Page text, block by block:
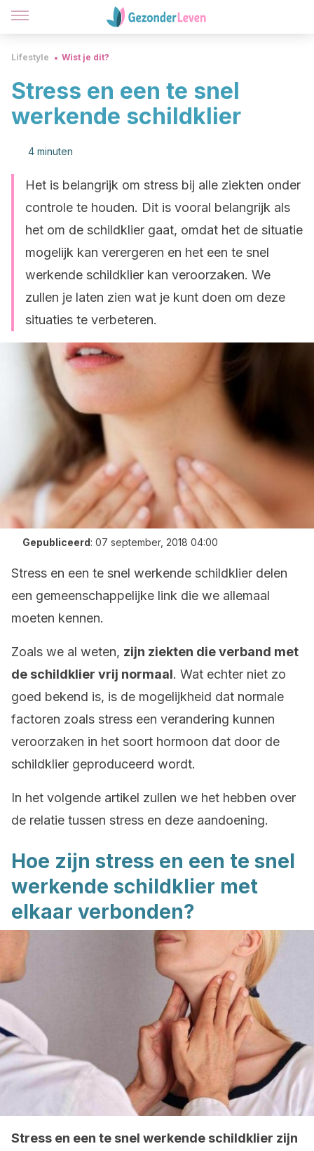
Lifestyle Wist je dit?
Stress en een te snel
werkende schildklier
4 minuten
Het is belangrijk om stress bij alle ziekten onder
controle te houden. Dit is vooral belangrijk als
het om de schildklier gaat, omdat het de situatie
mogelijk kan verergeren en het een te snel
werkende schildklier kan veroorzaken. We
zullen je laten zien wat je kunt doen om deze
situaties te verbeteren.
Gepubliceerd: 07 september, 2018 04:00
Stress en een te snel werkende schildklier delen
een gemeenschappelijke link die we allemaal
moeten kennen.
Zoals we al weten, zijn ziekten die verband met
de schildklier vrij normaal. Wat echter niet zo
goed bekend is, is de mogelijkheid dat normale
factoren zoals stress een verandering kunnen
veroorzaken in het soort hormoon dat door de
schildklier geproduceerd wordt.
In het volgende artikel zullen we het hebben over
de relatie tussen stress en deze aandoening.
Hoe zijn stress en een te snel
werkende schildklier met
elkaar verbonden?
Stress en een te snel werkende schildklier zijn